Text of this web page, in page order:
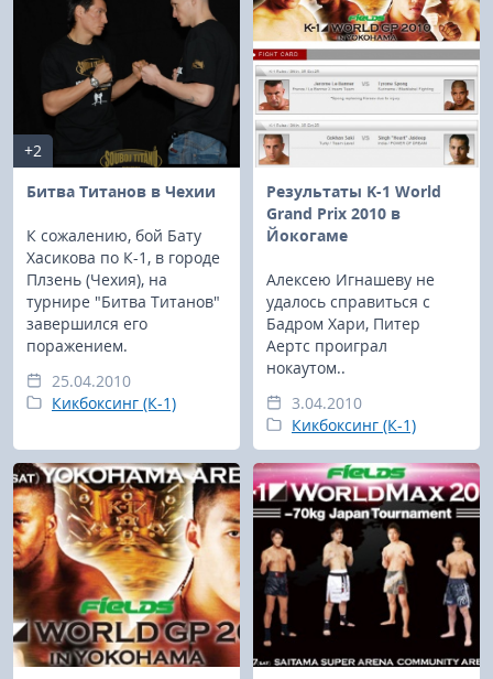
+2
Битва Титанов в Чехии
К сожалению, бой Бату
Хасикова по К-1, в городе
Плзень (Чехия), на
турнире "Битва Титанов"
завершился его
поражением.
25.04.2010
Кикбоксинг (К-1)
Результаты K-1 World
Grand Prix 2010 в
Йокогаме
Алексею Игнашеву не
удалось справиться с
Бадром Хари, Питер
Аертс проиграл
нокаутом..
3.04.2010
Кикбоксинг (К-1)